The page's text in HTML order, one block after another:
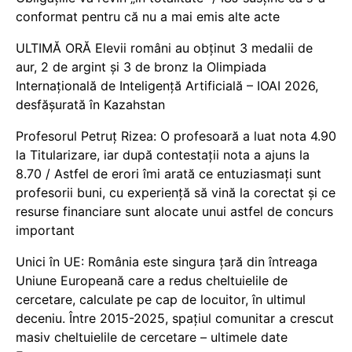
conformat pentru că nu a mai emis alte acte
ULTIMĂ ORĂ Elevii români au obținut 3 medalii de
aur, 2 de argint și 3 de bronz la Olimpiada
Internațională de Inteligență Artificială – IOAI 2026,
desfășurată în Kazahstan
Profesorul Petruț Rizea: O profesoară a luat nota 4.90
la Titularizare, iar după contestații nota a ajuns la
8.70 / Astfel de erori îmi arată ce entuziasmați sunt
profesorii buni, cu experiență să vină la corectat și ce
resurse financiare sunt alocate unui astfel de concurs
important
Unici în UE: România este singura țară din întreaga
Uniune Europeană care a redus cheltuielile de
cercetare, calculate pe cap de locuitor, în ultimul
deceniu. Între 2015-2025, spațiul comunitar a crescut
masiv cheltuielile de cercetare – ultimele date